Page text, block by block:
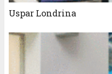
Uspar Londrina